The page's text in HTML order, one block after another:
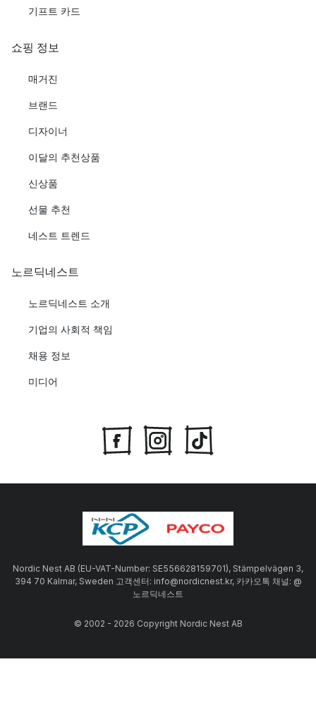
기프트 카드
쇼핑 정보
매거진
브랜드
디자이너
이달의 추천상품
신상품
선물 추천
네스트 트렌드
노르딕네스트
노르딕네스트 소개
기업의 사회적 책임
채용 정보
미디어
Nordic Nest AB (EU-VAT-Number: SE556628159701), Stämpelvägen 3,
394 70 Kalmar, Sweden 고객센터: info@nordicnest.kr, 카카오톡 채널: @
노르딕네스트
© 2002 - 2026 Copyright Nordic Nest AB